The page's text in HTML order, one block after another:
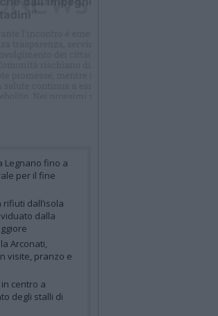
Legnano fino a
per il fine
rifiuti dall’isola
dalla
Arconati,
visite, pranzo e
centro a
degli stalli di